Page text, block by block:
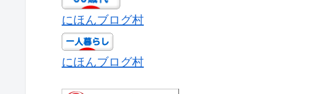
にほんブログ村
にほんブログ村